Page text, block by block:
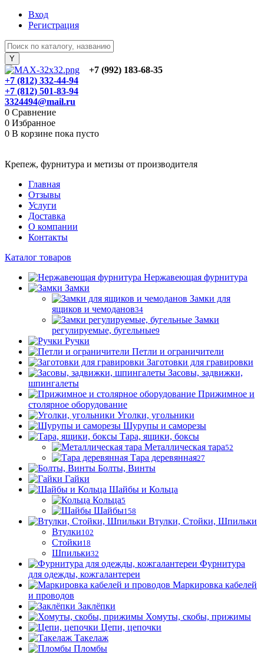
Вход
Регистрация
+7 (992) 183-68-35
+7 (812) 332-44-94
+7 (812) 501-83-94
3324494@mail.ru
0 Сравнение
0 Избранное
0 В корзине пока пусто
Крепеж, фурнитура и метизы от производителя
Главная
Отзывы
Услуги
Доставка
О компании
Контакты
Каталог товаров
Нержавеющая фурнитура
Замки
Замки для
ящиков и чемоданов34
Замки
регулируемые, бугельные9
Ручки
Петли и ограничители
Заготовки для гравировки
Засовы, задвижки,
шпингалеты
Прижимное и
столярное оборудование
Уголки, угольники
Шурупы и саморезы
Тара, ящики, боксы
Металлическая тара52
Тара деревянная27
Болты, Винты
Гайки
Шайбы и Кольца
Кольца5
Шайбы158
Втулки, Стойки, Шпильки
Втулки102
Стойки18
Шпильки32
Фурнитура
для одежды, кожгалантереи
Маркировка кабелей
и проводов
Заклёпки
Хомуты, скобы, прижимы
Цепи, цепочки
Такелаж
Пломбы